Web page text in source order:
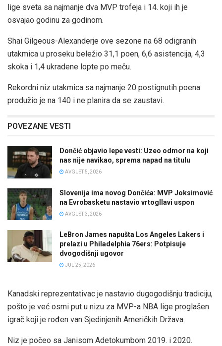
lige sveta sa najmanje dva MVP trofeja i 14. koji ih je
osvajao godinu za godinom.
Shai Gilgeous-Alexanderje ove sezone na 68 odigranih
utakmica u proseku beležio 31,1 poen, 6,6 asistencija, 4,3
skoka i 1,4 ukradene lopte po meču.
Rekordni niz utakmica sa najmanje 20 postignutih poena
produžio je na 140 i ne planira da se zaustavi.
POVEZANE VESTI
Dončić objavio lepe vesti: Uzeo odmor na koji
nas nije navikao, sprema napad na titulu
AVGUST 5, 2026
Slovenija ima novog Dončića: MVP Joksimović
na Evrobasketu nastavio vrtogllavi uspon
AVGUST 3, 2026
LeBron James napušta Los Angeles Lakers i
prelazi u Philadelphia 76ers: Potpisuje
dvogodišnji ugovor
JUL 25, 2026
Kanadski reprezentativac je nastavio dugogodišnju tradiciju,
pošto je već osmi put u nizu za MVP-a NBA lige proglašen
igrač koji je rođen van Sjedinjenih Američkih Država.
Niz je počeo sa Janisom Adetokumbom 2019. i 2020.